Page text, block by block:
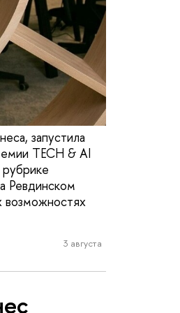
запустила
TECH & AI
Ревдинском
возможностях
3 августа